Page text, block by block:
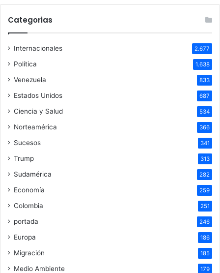
Categorias
Internacionales 2.677
Política 1.638
Venezuela 833
Estados Unidos 687
Ciencia y Salud 534
Norteamérica 366
Sucesos 341
Trump 313
Sudamérica 282
Economía 259
Colombia 251
portada 246
Europa 186
Migración 185
Medio Ambiente 179